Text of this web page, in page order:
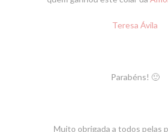
Teresa Ávila
Parabéns! 🙂
Muito obrigada a todos pelas